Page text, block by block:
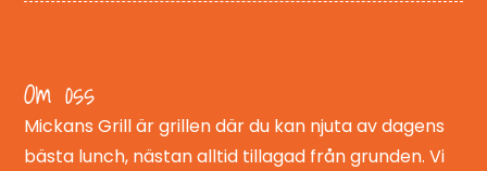
Om oss
Mickans Grill är grillen där du kan njuta av dagens
bästa lunch, nästan alltid tillagad från grunden. Vi